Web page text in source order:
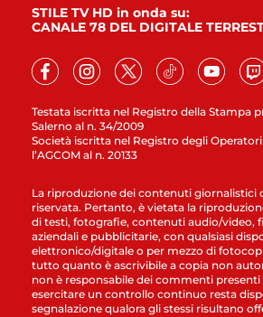
Testata iscritta nel Registro della Stampa
Salerno al n. 34/2009
Società iscritta nel Registro degli
l’AGCOM al n. 20133
STILE TV HD in onda su:
CANALE 78 DEL DIGITALE
La riproduzione dei contenuti giornalistici
riservata. Pertanto, è vietata la
di testi, fotografie, contenuti audio/video,
aziendali e pubblicitarie, con qualsiasi
elettronico/digitale o per mezzo di
tutto quanto è ascrivibile a copia non
non è responsabile dei commenti
esercitare un controllo continuo resta
segnalazione qualora gli stessi risultano